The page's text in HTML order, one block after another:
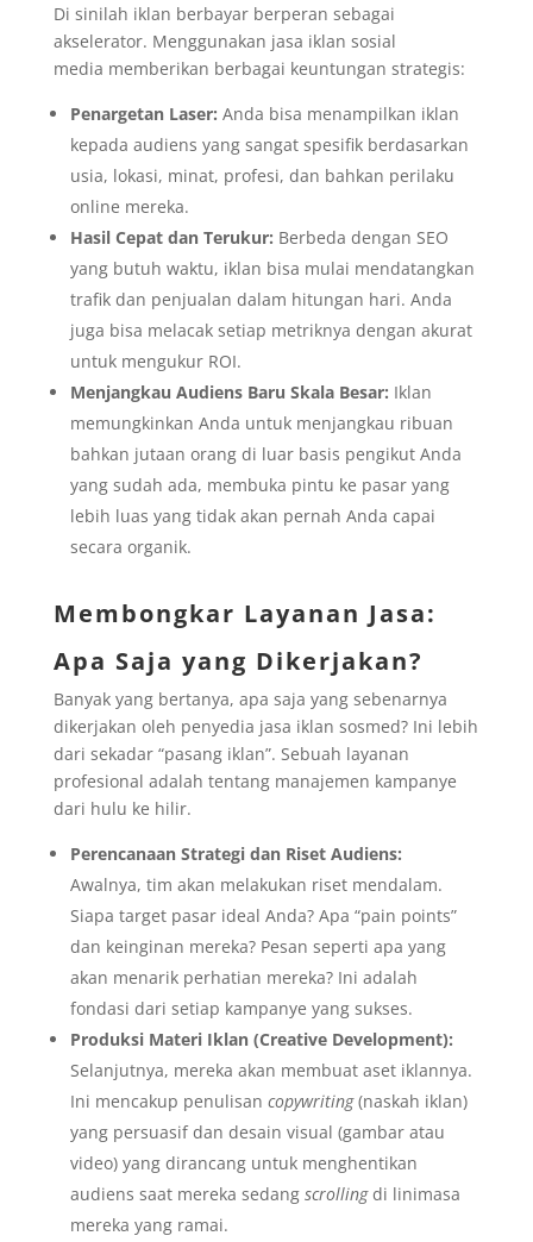
Di sinilah iklan berbayar berperan sebagai
akselerator. Menggunakan jasa iklan sosial
media memberikan berbagai keuntungan strategis:
Penargetan Laser: Anda bisa menampilkan iklan
kepada audiens yang sangat spesifik berdasarkan
usia, lokasi, minat, profesi, dan bahkan perilaku
online mereka.
Hasil Cepat dan Terukur: Berbeda dengan SEO
yang butuh waktu, iklan bisa mulai mendatangkan
trafik dan penjualan dalam hitungan hari. Anda
juga bisa melacak setiap metriknya dengan akurat
untuk mengukur ROI.
Menjangkau Audiens Baru Skala Besar: Iklan
memungkinkan Anda untuk menjangkau ribuan
bahkan jutaan orang di luar basis pengikut Anda
yang sudah ada, membuka pintu ke pasar yang
lebih luas yang tidak akan pernah Anda capai
secara organik.
Membongkar Layanan Jasa:
Apa Saja yang Dikerjakan?
Banyak yang bertanya, apa saja yang sebenarnya
dikerjakan oleh penyedia jasa iklan sosmed? Ini lebih
dari sekadar “pasang iklan”. Sebuah layanan
profesional adalah tentang manajemen kampanye
dari hulu ke hilir.
Perencanaan Strategi dan Riset Audiens:
Awalnya, tim akan melakukan riset mendalam.
Siapa target pasar ideal Anda? Apa “pain points”
dan keinginan mereka? Pesan seperti apa yang
akan menarik perhatian mereka? Ini adalah
fondasi dari setiap kampanye yang sukses.
Produksi Materi Iklan (Creative Development):
Selanjutnya, mereka akan membuat aset iklannya.
Ini mencakup penulisan copywriting(naskah iklan)
yang persuasif dan desain visual (gambar atau
video) yang dirancang untuk menghentikan
audiens saat mereka sedang scrollingdi linimasa
mereka yang ramai.